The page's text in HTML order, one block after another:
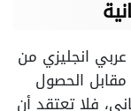
انجليزي من
الحصول
فلا تعتقد أن